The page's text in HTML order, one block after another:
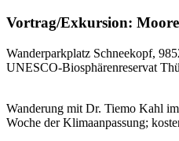
Vortrag/Exkursion:
Wanderparkplatz Schneekopf,
UNESCO-Biosphärenreservat
Wanderung mit Dr. Tiemo Kahl
Woche der Klimaanpassung;